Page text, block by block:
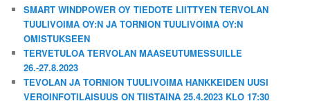
SMART WINDPOWER OY TIEDOTE LIITTYEN TERVOLAN
TUULIVOIMA OY:N JA TORNION TUULIVOIMA OY:N
OMISTUKSEEN
TERVETULOA TERVOLAN MAASEUTUMESSUILLE
26.-27.8.2023
TEVOLAN JA TORNION TUULIVOIMA HANKKEIDEN UUSI
VEROINFOTILAISUUS ON TIISTAINA 25.4.2023 KLO 17:30